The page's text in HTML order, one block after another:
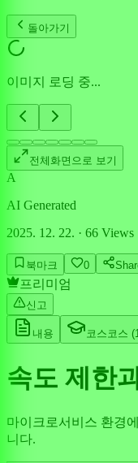
돌아가기
이미지 로딩 중...
전체화면으로 보기
A
AI Generated
2025. 12. 22. · 66 Views
북마크 0
프리미엄
신고
내용 코스 코스 (1
속도 제한
마이크로서비스 환경
니다.